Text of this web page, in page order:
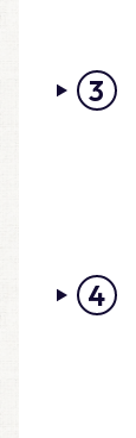
3
4